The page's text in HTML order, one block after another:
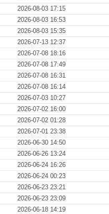
2026-08-03 17:15
2026-08-03 16:53
2026-08-03 15:35
2026-07-13 12:37
2026-07-08 18:16
2026-07-08 17:49
2026-07-08 16:31
2026-07-08 16:14
2026-07-03 10:27
2026-07-02 16:00
2026-07-02 01:28
2026-07-01 23:38
2026-06-30 14:50
2026-06-26 13:24
2026-06-24 16:26
2026-06-24 00:23
2026-06-23 23:21
2026-06-23 23:09
2026-06-18 14:19